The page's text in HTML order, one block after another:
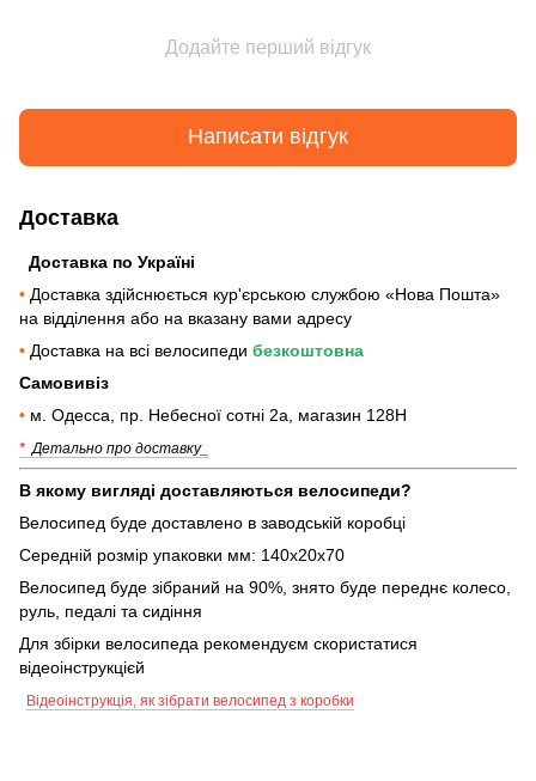
Додайте перший відгук
Написати відгук
Доставка
Доставка по Україні
• Доставка здійснюється кур'єрською службою «Нова Пошта»
на відділення або на вказану вами адресу
• Доставка на всі велосипеди безкоштовна
Самовивіз
• м. Одесса, пр. Небесної сотні 2а, магазин 128Н
* Детально про доставку_
В якому вигляді доставляються велосипеди?
Велосипед буде доставлено в заводській коробці
Середній розмір упаковки мм: 140х20х70
Велосипед буде зібраний на 90%, знято буде переднє колесо,
руль, педалі та сидіння
Для збірки велосипеда рекомендуєм скористатися
відеоінструкцієй
Відеоінструкція, як зібрати велосипед з коробки